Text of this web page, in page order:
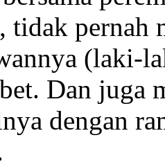
tidak pernah
(laki-
Dan juga
dengan